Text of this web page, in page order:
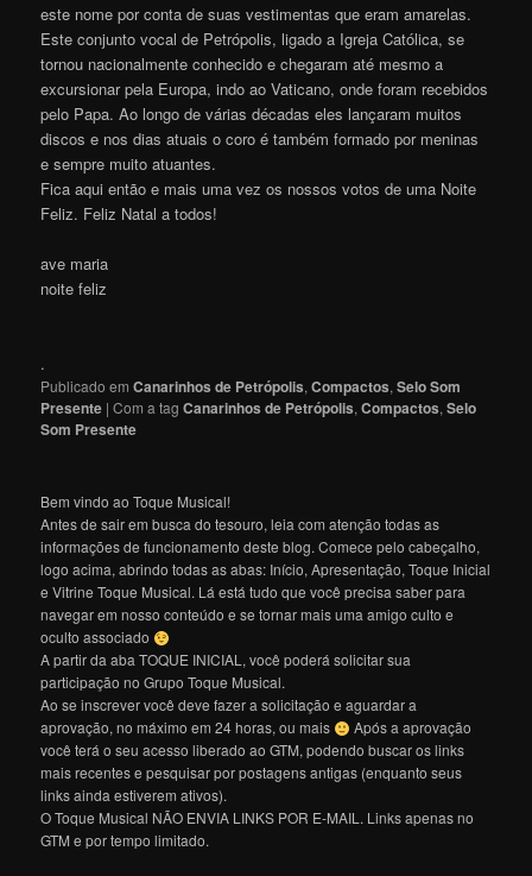
este nome por conta de suas vestimentas que eram amarelas.
Este conjunto vocal de Petrópolis, ligado a Igreja Católica, se
tornou nacionalmente conhecido e chegaram até mesmo a
excursionar pela Europa, indo ao Vaticano, onde foram recebidos
pelo Papa. Ao longo de várias décadas eles lançaram muitos
discos e nos dias atuais o coro é também formado por meninas
e sempre muito atuantes.
Fica aqui então e mais uma vez os nossos votos de uma Noite
Feliz. Feliz Natal a todos!
ave maria
noite feliz
.
Publicado em Canarinhos de Petrópolis,Compactos,Selo Som
Presente |Com a tagCanarinhos de Petrópolis,Compactos,Selo
Som Presente
Bem vindo ao Toque Musical!
Antes de sair em busca do tesouro, leia com atenção todas as
informações de funcionamento deste blog. Comece pelo cabeçalho,
logo acima, abrindo todas as abas: Início, Apresentação, Toque Inicial
e Vitrine Toque Musical. Lá está tudo que você precisa saber para
navegar em nosso conteúdo e se tornar mais uma amigo culto e
oculto associado
A partir da aba TOQUE INICIAL, você poderá solicitar sua
participação no Grupo Toque Musical.
Ao se inscrever você deve fazer a solicitação e aguardar a
aprovação, no máximo em 24 horas, ou mais
Após a aprovação
você terá o seu acesso liberado ao GTM, podendo buscar os links
mais recentes e pesquisar por postagens antigas (enquanto seus
links ainda estiverem ativos).
O Toque Musical NÃO ENVIA LINKS POR E-MAIL. Links apenas no
GTM e por tempo limitado.